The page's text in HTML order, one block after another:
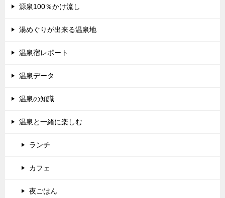
源泉100％かけ流し
湯めぐりが出来る温泉地
温泉宿レポート
温泉データ
温泉の知識
温泉と一緒に楽しむ
ランチ
カフェ
夜ごはん